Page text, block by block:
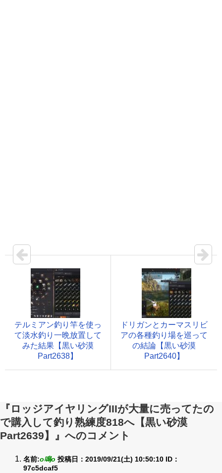
テルミアン釣り竿を使っ
て淡水釣り一晩放置して
みた結果【黒い砂漠
Part2638】
ドリガンとカーマスリビ
アの各種釣り場を巡って
の結論【黒い砂漠
Part2640】
『ロッジアイヤリングIIIが大量に売ってたの
で購入して釣り熟練度818へ【黒い砂漠
Part2639】』へのコメント
名前:o鳴o 投稿日：2019/09/21(土) 10:50:10 ID：
97c5dcaf5